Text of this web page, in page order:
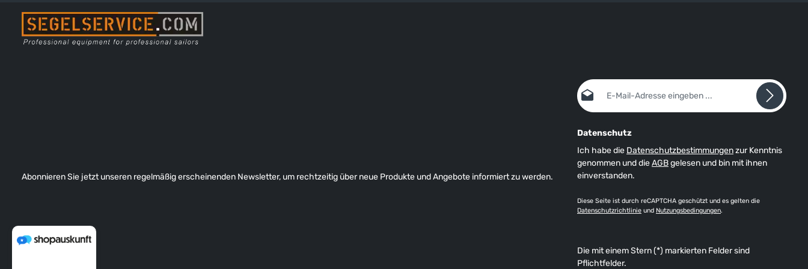
Abonnieren Sie jetzt unseren regelmäßig erscheinenden Newsletter, um rechtzeitig über neue Produkte und Angebote informiert zu werden.
E-Mail-Adresse*
Datenschutz
Ich habe die Datenschutzbestimmungenzur Kenntnis
genommen und dieAGBgelesen und bin mit ihnen
einverstanden.
Diese Seite ist durch reCAPTCHA geschützt und es gelten die
Datenschutzrichtlinie und Nutzungsbedingungen.
Die mit einem Stern (*) markierten Felder sind
Pflichtfelder.